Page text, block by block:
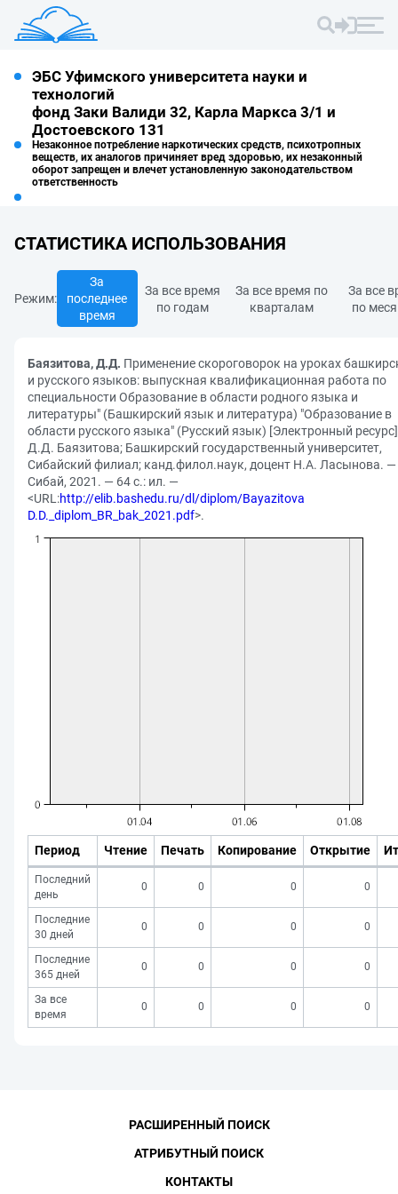
ЭБС Уфимского университета науки и
технологий
фонд Заки Валиди 32, Карла Маркса 3/1 и
Достоевского 131
Незаконное потребление наркотических средств, психотропных
веществ, их аналогов причиняет вред здоровью, их незаконный
оборот запрещен и влечет установленную законодательством
ответственность
СТАТИСТИКА ИСПОЛЬЗОВАНИЯ
Режим:
За
последнее
время
За все время
по годам
За все время по
кварталам
За все
по
Баязитова, Д.Д. Применение скороговорок на уроках
и русского языков: выпускная квалификационная работа по
специальности Образование в области родного языка и
литературы" (Башкирский язык и литература) "Образование в
области русского языка" (Русский язык) [Электронный
Д.Д. Баязитова; Башкирский государственный университет,
Сибайский филиал; канд.филол.наук, доцент Н.А. Ласынова. —
Сибай, 2021. — 64 с.: ил. —
<URL:http://elib.bashedu.ru/dl/diplom/Bayazitova
D.D._diplom_BR_bak_2021.pdf>.
Период Чтение Печать Копирование Открытие
Последний
день
0 0 0 0
Последние
30 дней
0 0 0 0
Последние
365 дней
0 0 0 0
За все
время
0 0 0 0
РАСШИРЕННЫЙ ПОИСК
АТРИБУТНЫЙ ПОИСК
КОНТАКТЫ